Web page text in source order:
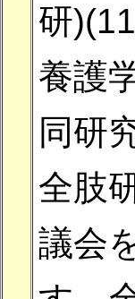
研
養護
同研
全肢
議会